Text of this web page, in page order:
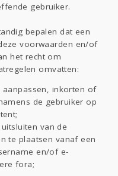
gebruiker.
bepalen dat een
voorwaarden en/of
het recht om
omvatten:
inkorten of
de gebruiker op
van de
te plaatsen vanaf een
en/of e-
fora;